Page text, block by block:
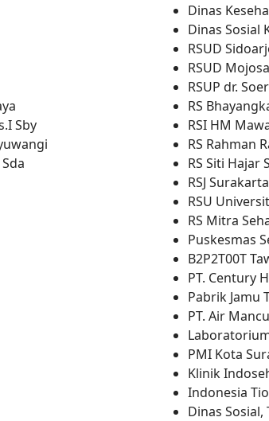
Sby
Dinas
Dinas Sosial
RSUD
RSUD
RSUP dr.
RS
RSI HM
RS Rahman
RS Siti Hajar
RSJ Surakarta
RSU
RS Mitra
Puskesmas
B2P2T00T
PT. Century
Pabrik Jamu
PT. Air
PMI Kota
Klinik
Indonesia
Dinas